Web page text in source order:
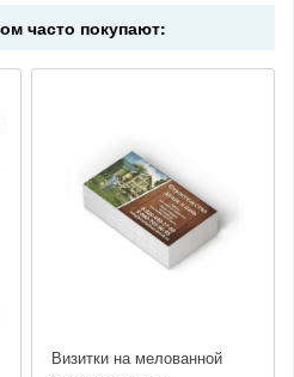
часто покупают:
Визитки на мелованной